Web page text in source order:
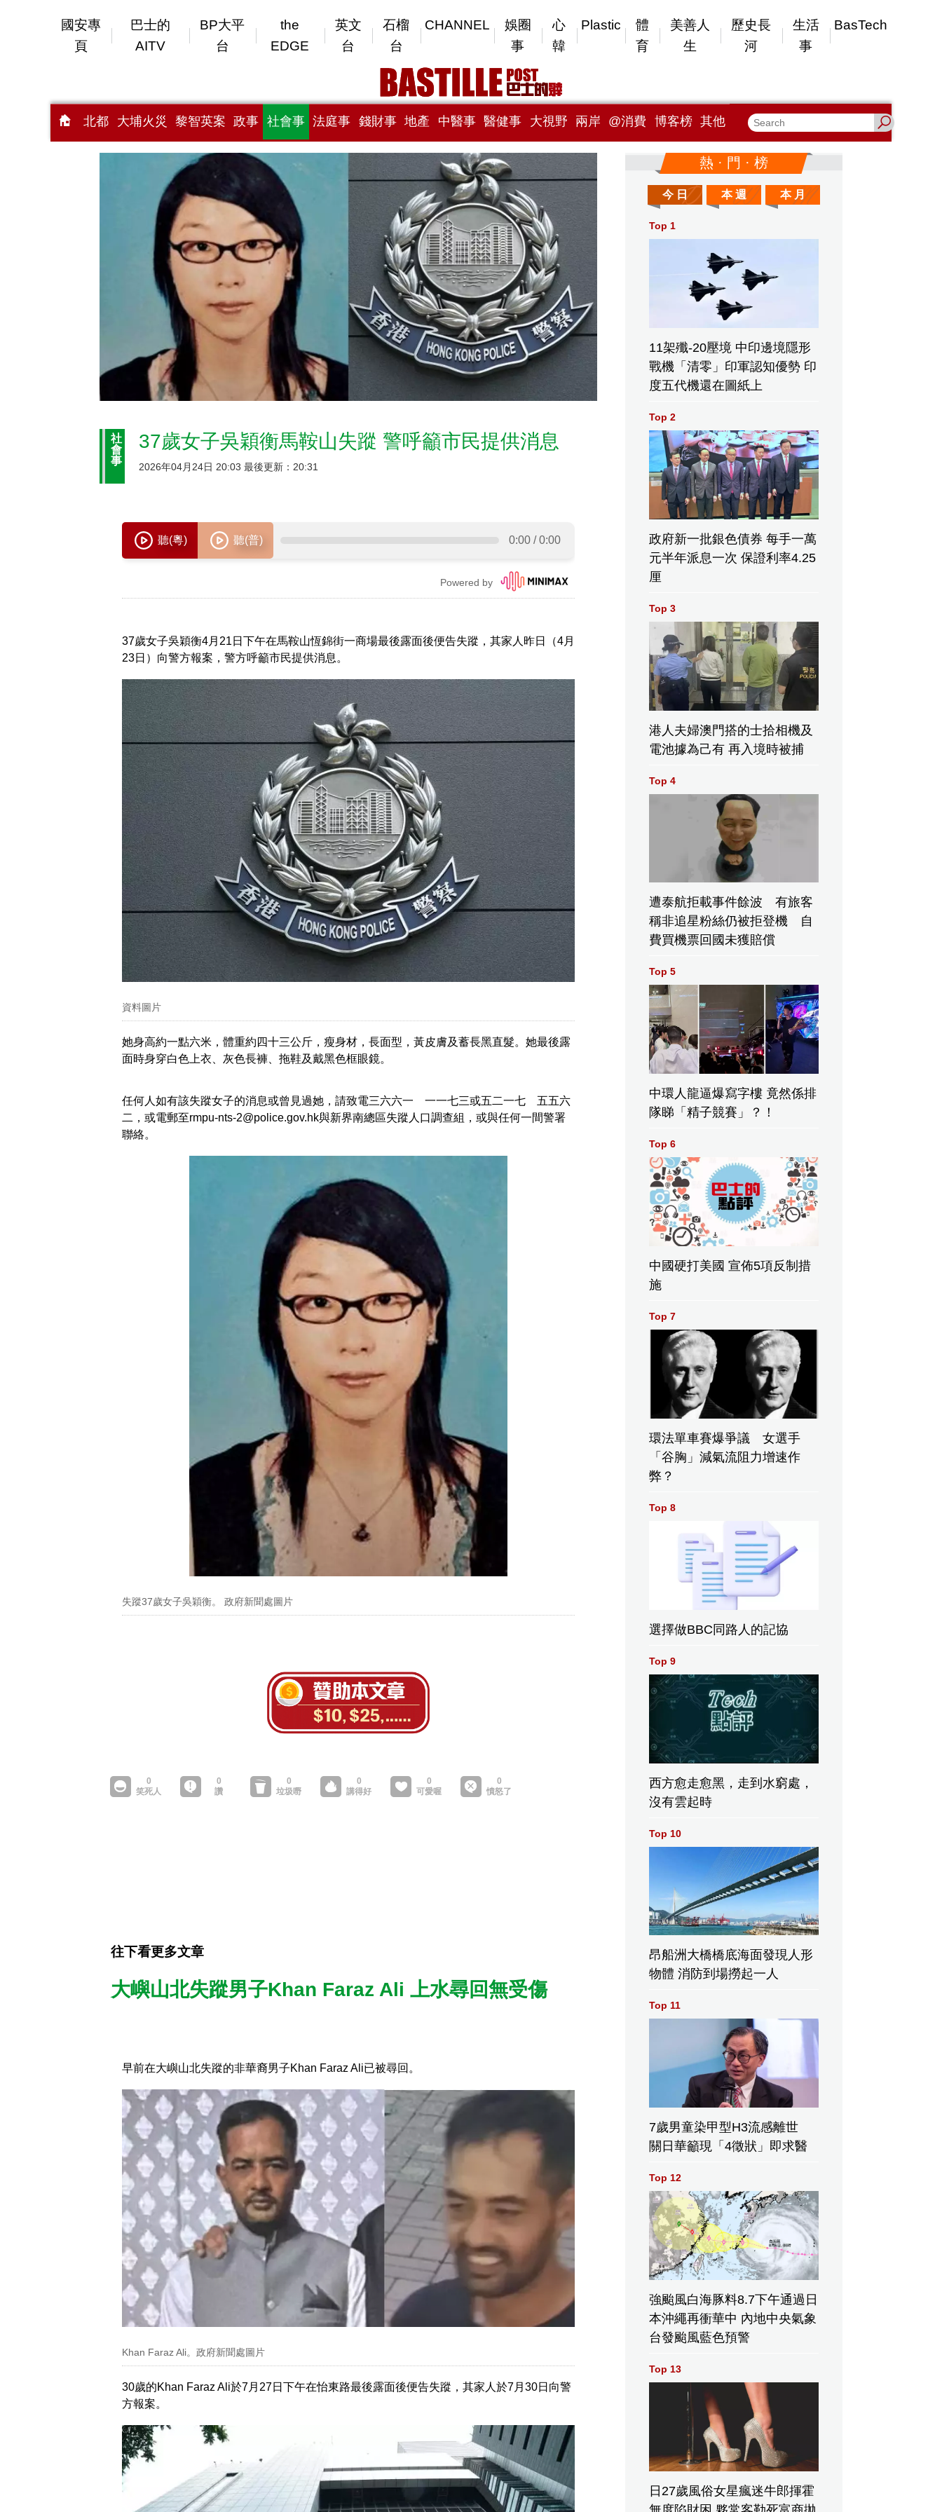
國安專
頁
巴士的
AITV
BP大平
台
the
EDGE
英文
台
石榴
台
CHANNEL
娛圈
事
心
韓
Plastic
體
育
美善人
生
歷史長
河
生活
事
BasTech
北都 大埔火災 黎智英案 政事 社會事 法庭事 錢財事 地產 中醫事 醫健事 大視野 兩岸 @消費 博客榜 其他
社
會
事
37歲女子吳穎衡馬鞍山失蹤 警呼籲市民提供消息
2026年04月24日 20:03 最後更新：20:31
37歲女子吳穎衡4月21日下午在馬鞍山恆錦街一商場最後露面後便告失蹤，其家人昨日（4月
23日）向警方報案，警方呼籲市民提供消息。
資料圖片
她身高約一點六米，體重約四十三公斤，瘦身材，長面型，黃皮膚及蓄長黑直髮。她最後露
面時身穿白色上衣、灰色長褲、拖鞋及戴黑色框眼鏡。
任何人如有該失蹤女子的消息或曾見過她，請致電三六六一 一一七三或五二一七 五五六
二，或電郵至rmpu-nts-2@police.gov.hk與新界南總區失蹤人口調查組，或與任何一間警署
聯絡。
失蹤37歲女子吳穎衡。 政府新聞處圖片
往下看更多文章
大嶼山北失蹤男子Khan Faraz Ali 上水尋回無受傷
早前在大嶼山北失蹤的非華裔男子Khan Faraz Ali已被尋回。
Khan Faraz Ali。政府新聞處圖片
30歲的Khan Faraz Ali於7月27日下午在怡東路最後露面後便告失蹤，其家人於7月30日向警
方報案。
熱 · 門 · 榜
今 日 本 週 本 月
Top 1
11架殲-20壓境 中印邊境隱形
戰機「清零」印軍認知優勢 印
度五代機還在圖紙上
Top 2
政府新一批銀色債券 每手一萬
元半年派息一次 保證利率4.25
厘
Top 3
港人夫婦澳門搭的士拾相機及
電池據為己有 再入境時被捕
Top 4
遭泰航拒載事件餘波 有旅客
稱非追星粉絲仍被拒登機 自
費買機票回國未獲賠償
Top 5
中環人龍逼爆寫字樓 竟然係排
隊睇「精子競賽」？！
Top 6
中國硬打美國 宣佈5項反制措
施
Top 7
環法單車賽爆爭議 女選手
「谷胸」減氣流阻力增速作
弊？
Top 8
選擇做BBC同路人的記協
Top 9
西方愈走愈黑，走到水窮處，
沒有雲起時
Top 10
昂船洲大橋橋底海面發現人形
物體 消防到場撈起一人
Top 11
7歲男童染甲型H3流感離世
關日華籲現「4徵狀」即求醫
Top 12
強颱風白海豚料8.7下午通過日
本沖繩再衝華中 內地中央氣象
台發颱風藍色預警
Top 13
日27歲風俗女星瘋迷牛郎揮霍